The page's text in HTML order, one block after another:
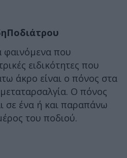
Ποδιάτρου
φαινόμενα που
ειδικότητες που
άκρο είναι ο πόνος στα
Ο πόνος
σε ένα ή και παραπάνω
του ποδιού.